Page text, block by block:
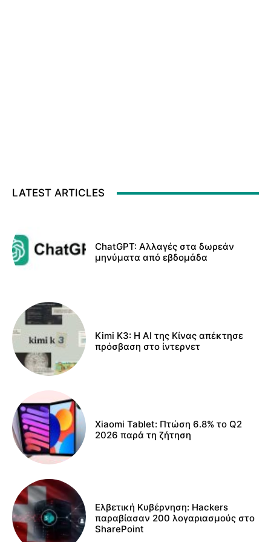
LATEST ARTICLES
ChatGPT: Αλλαγές στα δωρεάν
μηνύματα από εβδομάδα
Kimi K3: Η AI της Κίνας απέκτησε
πρόσβαση στο ίντερνετ
Xiaomi Tablet: Πτώση 6.8% το Q2
2026 παρά τη ζήτηση
Ελβετική Κυβέρνηση: Hackers
παραβίασαν 200 λογαριασμούς στο
SharePoint